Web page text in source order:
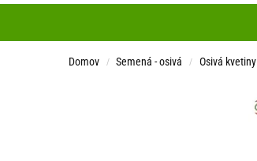
Domov / Semená - osivá / Osivá kvetiny